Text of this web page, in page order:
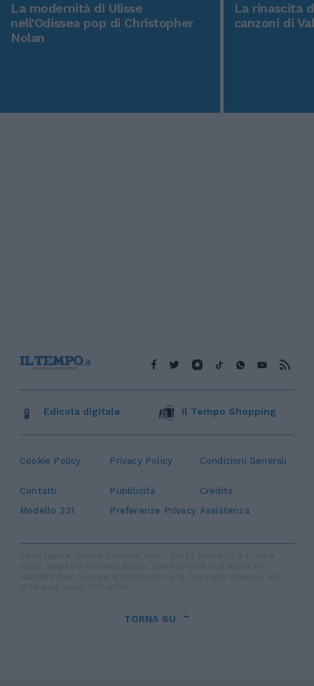
La modernità di Ulisse
nell'Odissea pop di Christopher
Nolan
La rinascita
canzoni di
Cookie Policy Privacy Policy Condizioni Generali
Contatti Pubblicità
Credits
Modello 231
Preferenze Privacy Assistenza
Edicola digitale Il Tempo Shopping
TORNA SU